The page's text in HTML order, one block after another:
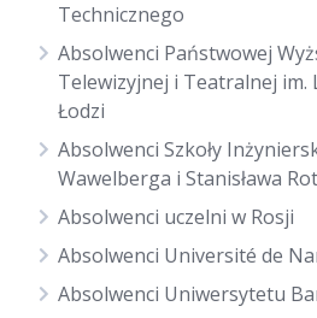
Technicznego
Absolwenci Państwowej
Telewizyjnej i Teatralnej im.
Łodzi
Absolwenci Szkoły
Wawelberga i Stanisława
Absolwenci uczelni w Rosji
Absolwenci Université de
Absolwenci Uniwersytetu